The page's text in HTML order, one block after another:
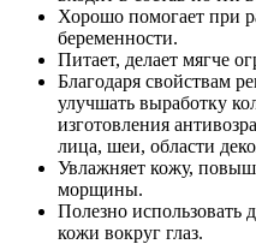
Хорошо помогает при
беременности.
Питает, делает мягче
Благодаря свойствам
улучшать выработку
изготовления
лица, шеи, области
Увлажняет кожу,
морщины.
Полезно использовать
кожи вокруг глаз.